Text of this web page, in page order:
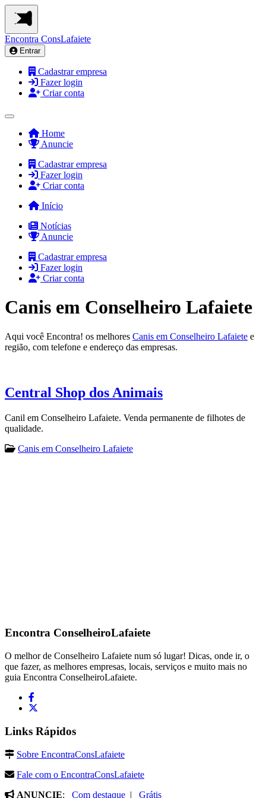
Encontra ConsLafaiete
Entrar
Cadastrar empresa
Fazer login
Criar conta
Home
Anuncie
Cadastrar empresa
Fazer login
Criar conta
Início
Notícias
Anuncie
Cadastrar empresa
Fazer login
Criar conta
Canis em Conselheiro Lafaiete
Aqui você Encontra! os melhores Canis em Conselheiro Lafaiete e
região, com telefone e endereço das empresas.
Central Shop dos Animais
Canil em Conselheiro Lafaiete. Venda permanente de filhotes de
qualidade.
Canis em Conselheiro Lafaiete
Encontra ConselheiroLafaiete
O melhor de Conselheiro Lafaiete num só lugar! Dicas, onde ir, o
que fazer, as melhores empresas, locais, serviços e muito mais no
guia Encontra ConselheiroLafaiete.
Links Rápidos
Sobre EncontraConsLafaiete
Fale com o EncontraConsLafaiete
ANUNCIE: Com destaque | Grátis